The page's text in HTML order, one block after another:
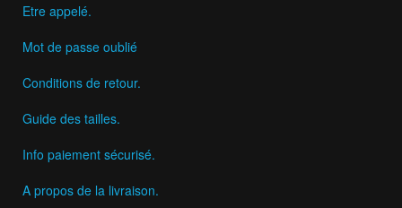
Etre appelé.
Mot de passe oublié
Conditions de retour.
Guide des tailles.
Info paiement sécurisé.
A propos de la livraison.